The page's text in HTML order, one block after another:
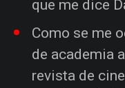
que me dice
Como se me
de academia
revista de